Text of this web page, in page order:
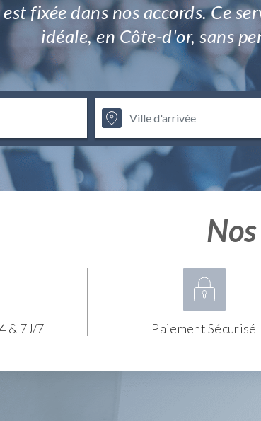
fixée dans nos accords. Ce
idéale, en Côte-d'or, sans
& 7J/7 Paiement Sécurisé